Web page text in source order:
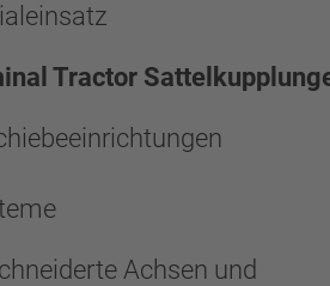
Tractor
Achsen und